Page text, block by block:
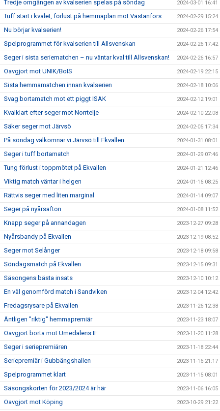
Tredje omgången av kvalserien spelas på söndag 2024-03-01 16:41
Tuff start i kvalet, förlust på hemmaplan mot Västanfors 2024-02-29 15:24
Nu börjar kvalserien! 2024-02-26 17:54
Spelprogrammet för kvalserien till Allsvenskan 2024-02-26 17:42
Seger i sista seriematchen – nu väntar kval till Allsvenskan! 2024-02-26 16:57
Oavgjort mot UNIK/BoIS 2024-02-19 22:15
Sista hemmamatchen innan kvalserien 2024-02-18 10:06
Svag bortamatch mot ett piggt ISAK 2024-02-12 19:01
Kvalklart efter seger mot Norrtelje 2024-02-10 22:08
Säker seger mot Järvsö 2024-02-05 17:34
På söndag välkomnar vi Järvsö till Ekvallen 2024-01-31 08:01
Seger i tuff bortamatch 2024-01-29 07:46
Tung förlust i toppmötet på Ekvallen 2024-01-21 12:46
Viktig match väntar i helgen 2024-01-16 08:25
Rättvis seger med liten marginal 2024-01-14 09:07
Seger på nyårsafton 2024-01-08 11:52
Knapp seger på annandagen 2023-12-27 09:28
Nyårsbandy på Ekvallen 2023-12-19 08:52
Seger mot Selånger 2023-12-18 09:58
Söndagsmatch på Ekvallen 2023-12-15 09:31
Säsongens bästa insats 2023-12-10 10:12
En väl genomförd match i Sandviken 2023-12-04 12:42
Fredagsrysare på Ekvallen 2023-11-26 12:38
Äntligen "riktig" hemmapremiär 2023-11-23 18:07
Oavgjort borta mot Umedalens IF 2023-11-20 11:28
Seger i seriepremiären 2023-11-18 22:44
Seriepremiär i Gubbängshallen 2023-11-16 21:17
Spelprogrammet klart 2023-11-15 08:01
Säsongskorten för 2023/2024 är här 2023-11-06 16:05
Oavgjort mot Köping 2023-10-29 21:22